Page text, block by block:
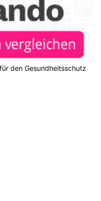
den Gesundheitsschutz